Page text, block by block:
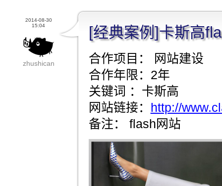
2014-08-30
15:04
zhushican
[经典案例]卡斯高
合作项目： 网站建设
合作年限：2年
关键词 ：卡斯高
网站链接： http://
备注： flash网站